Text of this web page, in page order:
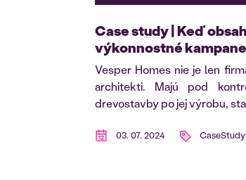
Case study | Keď
výkonnostné kampane
Vesper Homes nie je len
architekti. Majú pod
drevostavby po jej výrobu,
03. 07. 2024 CaseStudy